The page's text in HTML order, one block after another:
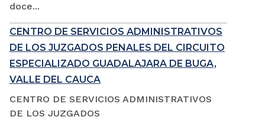
doce...
CENTRO DE SERVICIOS ADMINISTRATIVOS
DE LOS JUZGADOS PENALES DEL CIRCUITO
ESPECIALIZADO GUADALAJARA DE BUGA,
VALLE DEL CAUCA
CENTRO DE SERVICIOS ADMINISTRATIVOS
DE LOS JUZGADOS